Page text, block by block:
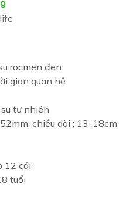
rocmen đen
gian quan hệ
tự nhiên
chiều dài : 13-18cm
12 cái
tuổi